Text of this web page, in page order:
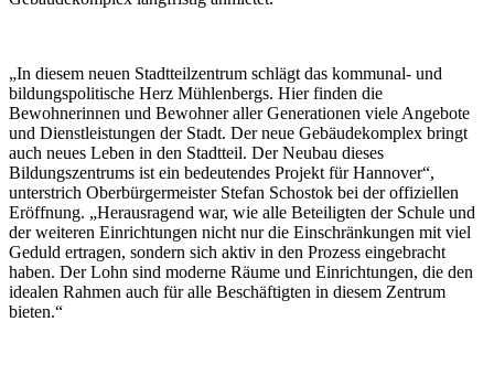
„In diesem neuen Stadtteilzentrum schlägt das kommunal- und
bildungspolitische Herz Mühlenbergs. Hier finden die
Bewohnerinnen und Bewohner aller Generationen viele Angebote
und Dienstleistungen der Stadt. Der neue Gebäudekomplex bringt
auch neues Leben in den Stadtteil. Der Neubau dieses
Bildungszentrums ist ein bedeutendes Projekt für Hannover“,
unterstrich Oberbürgermeister Stefan Schostok bei der offiziellen
Eröffnung. „Herausragend war, wie alle Beteiligten der Schule und
der weiteren Einrichtungen nicht nur die Einschränkungen mit viel
Geduld ertragen, sondern sich aktiv in den Prozess eingebracht
haben. Der Lohn sind moderne Räume und Einrichtungen, die den
idealen Rahmen auch für alle Beschäftigten in diesem Zentrum
bieten.“